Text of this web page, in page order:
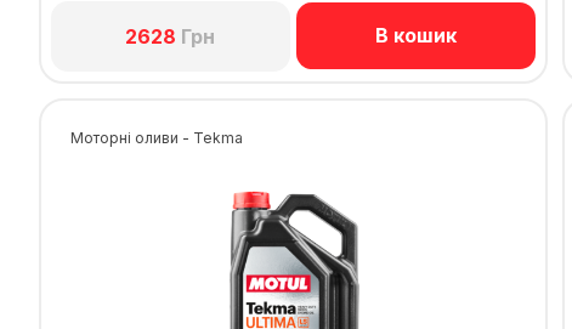
2628 Грн В кошик
Моторні оливи - Tekma